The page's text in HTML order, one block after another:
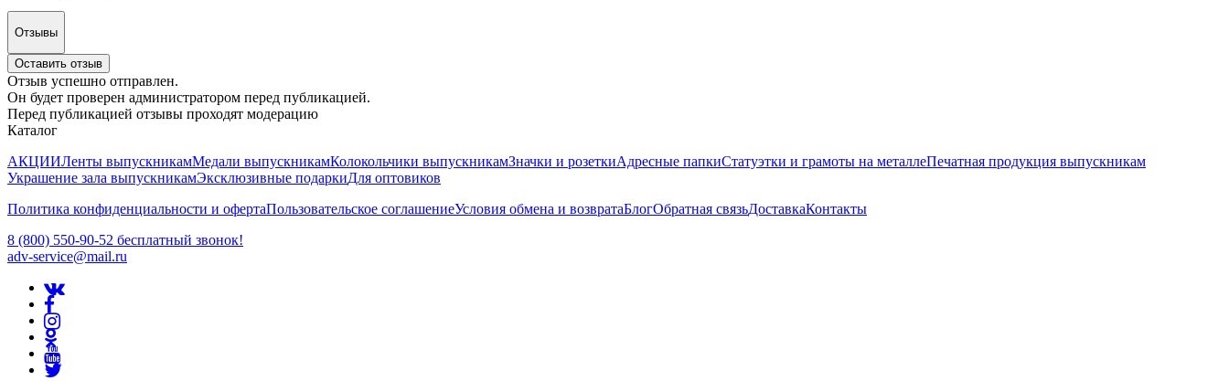
Отзывы
Оставить отзыв
Отзыв успешно отправлен.
Он будет проверен администратором перед публикацией.
Перед публикацией отзывы проходят модерацию
Каталог
АКЦИИЛенты выпускникамМедали выпускникамКолокольчики выпускникамЗначки и розеткиАдресные папкиСтатуэтки и грамоты на металлеПечатная продукция выпускникам
Украшение зала выпускникамЭксклюзивные подаркиДля оптовиков
Политика конфиденциальности и офертаПользовательское соглашениеУсловия обмена и возвратаБлогОбратная связьДоставкаКонтакты
8 (800) 550-90-52 бесплатный звонок!
adv-service@mail.ru